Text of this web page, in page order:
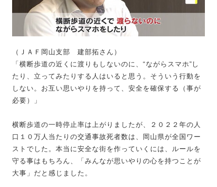
（ＪＡＦ岡山支部 建部拓さん）
「横断歩道の近くに渡りもしないのに、“ながらスマホ”し
たり、立ってみたりする人はいると思う。そういう行動を
しない。お互い思いやりを持って、安全を確保する（事が
必要）」
横断歩道の一時停止率は上がりましたが、２０２２年の人
口１０万人当たりの交通事故死者数は、岡山県が全国ワー
ストでした。本当に安全な街を作っていくには、ルールを
守る事はもちろん、「みんなが思いやりの心を持つことが
大事」だと感じました。